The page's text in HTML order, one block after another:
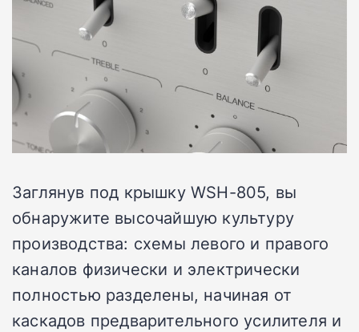
Заглянув под крышку WSH-805, вы
обнаружите высочайшую культуру
производства: схемы левого и правого
каналов физически и электрически
полностью разделены, начиная от
каскадов предварительного усилителя и